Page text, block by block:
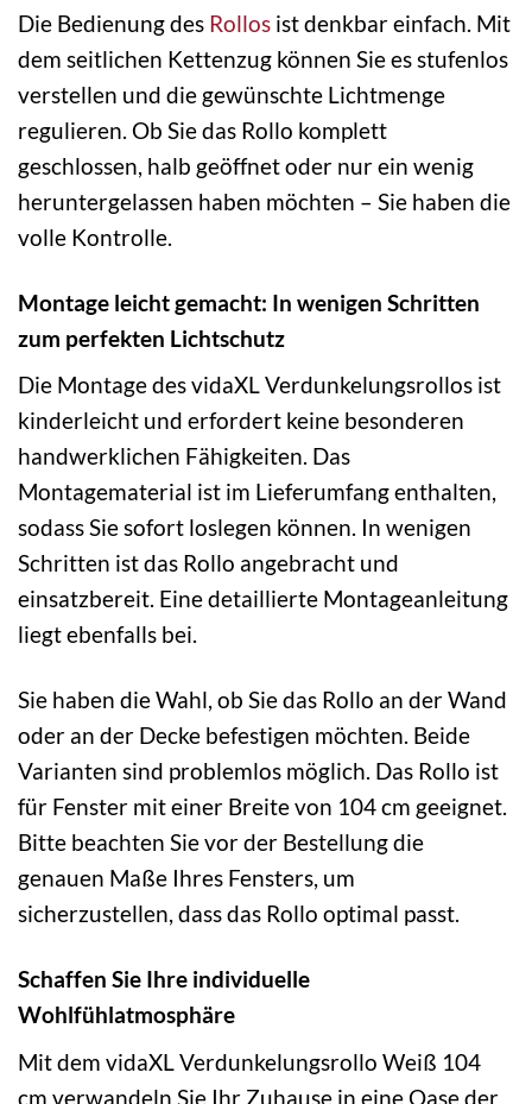
Die Bedienung des Rollos ist denkbar einfach. Mit
dem seitlichen Kettenzug können Sie es stufenlos
verstellen und die gewünschte Lichtmenge
regulieren. Ob Sie das Rollo komplett
geschlossen, halb geöffnet oder nur ein wenig
heruntergelassen haben möchten – Sie haben die
volle Kontrolle.
Montage leicht gemacht: In wenigen Schritten
zum perfekten Lichtschutz
Die Montage des vidaXL Verdunkelungsrollos ist
kinderleicht und erfordert keine besonderen
handwerklichen Fähigkeiten. Das
Montagematerial ist im Lieferumfang enthalten,
sodass Sie sofort loslegen können. In wenigen
Schritten ist das Rollo angebracht und
einsatzbereit. Eine detaillierte Montageanleitung
liegt ebenfalls bei.
Sie haben die Wahl, ob Sie das Rollo an der Wand
oder an der Decke befestigen möchten. Beide
Varianten sind problemlos möglich. Das Rollo ist
für Fenster mit einer Breite von 104 cm geeignet.
Bitte beachten Sie vor der Bestellung die
genauen Maße Ihres Fensters, um
sicherzustellen, dass das Rollo optimal passt.
Schaffen Sie Ihre individuelle
Wohlfühlatmosphäre
Mit dem vidaXL Verdunkelungsrollo Weiß 104
cm verwandeln Sie Ihr Zuhause in eine Oase der